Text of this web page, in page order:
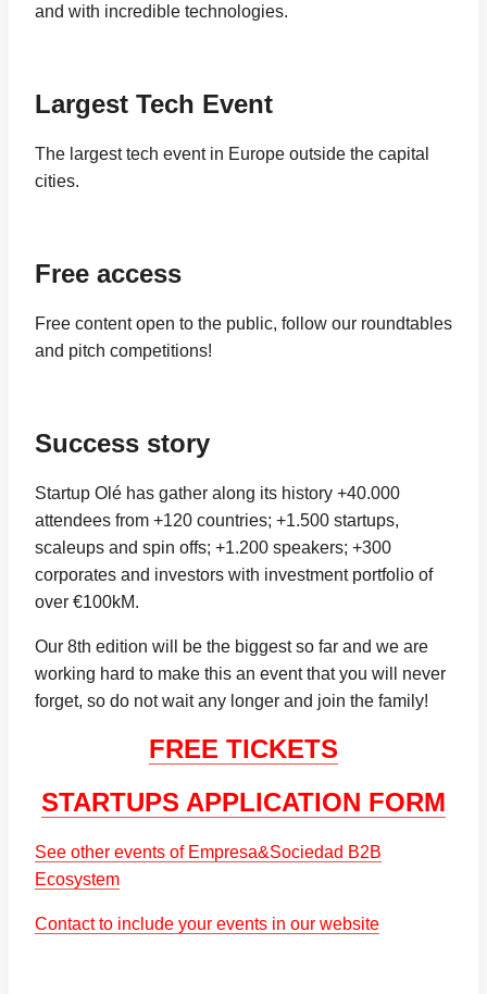
and with incredible technologies.
Largest Tech Event
The largest tech event in Europe outside the capital
cities.
Free access
Free content open to the public, follow our roundtables
and pitch competitions!
Success story
Startup Olé has gather along its history +40.000
attendees from +120 countries; +1.500 startups,
scaleups and spin offs; +1.200 speakers; +300
corporates and investors with investment portfolio of
over €100kM.
Our 8th edition will be the biggest so far and we are
working hard to make this an event that you will never
forget, so do not wait any longer and join the family!
FREE TICKETS
STARTUPS APPLICATION FORM
See other events of Empresa&Sociedad B2B
Ecosystem
Contact to include your events in our website